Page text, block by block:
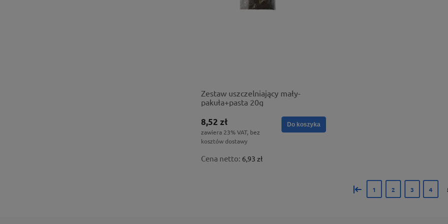
Zestaw uszczelniający mały-
pakuła+pasta 20g
8,52 zł
zawiera 23% VAT, bez
kosztów dostawy
Cena netto: 6,93 zł
Do koszyka
« 1 2 3 4